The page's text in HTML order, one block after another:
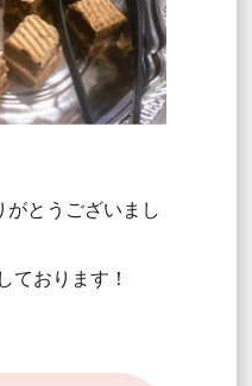
とうございまし
ております！